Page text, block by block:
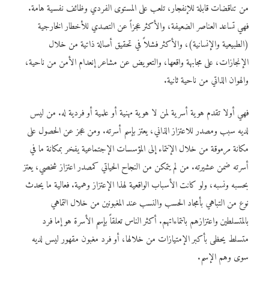
من تناقضات قابلة للإنفجار، تلعب على المستوى الفردي وظائف نفسية هامة.
فهي تساعد العناصر الضعيفة، والأكثر عجزاً عن التصدي للأخطار الخارجية
(الطبيعية والإنسانية)، والأكثر فشلاً في تحقيق أصالة ذاتية من خلال
الإنجازات، على مجابهة واقعها، والتعويض عن مشاعر إنعدام الأمن من ناحية،
والهوان الذاتي من ناحية ثانية.
فهي أولا تقدم هوية أسرية لمن لا هوية مهنية أو علمية أو فردية له. من ليس
لديه سبب ومصدر للاعتزاز الذاني، يعتز بإسم أسرته. ومن عجز عن الحصول على
مكانة مرموقة من خلال الإنتماء إلى المؤسسات الإجتماعية يفخر بمكانة ما في
أسرته ضمن عشيرته. من لم يتمكن من النجاح الحياتي كمصدر اعتزاز شخصي، يعتز
بحسبه ونسبه، ولو كانت الأسباب الواقعية لهذا الإعتزاز وهمية. فعالية ما يحدث
نوع من التباهي بأمجاد الحسب والنسب عند المغبونين من خلال التماهي
بالمتسلطين واعتزازهم بانتماءاتهم. أكثر الناس تعلقاً بإسم الأسرة هو إما فرد
متسلط يحظى بأكبر الإمتيازات من خلالها، أو فرد مغبون مقهور ليس لديه
سوى وهم الإسم.